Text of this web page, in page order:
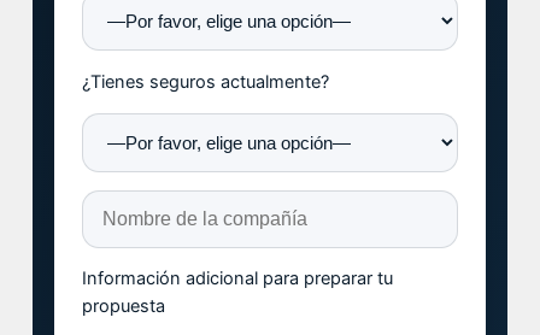
¿Tienes seguros actualmente?
Información adicional para preparar tu
propuesta